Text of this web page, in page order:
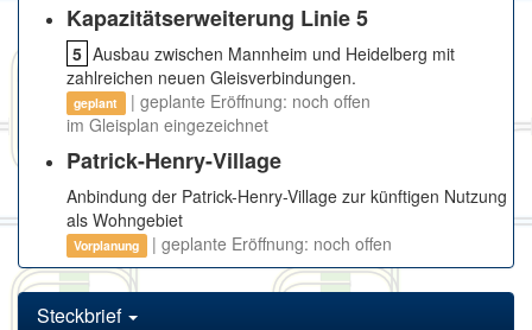
Kapazitätserweiterung Linie 5
5 Ausbau zwischen Mannheim und Heidelberg mit
zahlreichen neuen Gleisverbindungen.
geplant
| geplante Eröffnung: noch offen
im Gleisplan eingezeichnet
Patrick-Henry-Village
Anbindung der Patrick-Henry-Village zur künftigen Nutzung
als Wohngebiet
Vorplanung | geplante Eröffnung: noch offen
Steckbrief